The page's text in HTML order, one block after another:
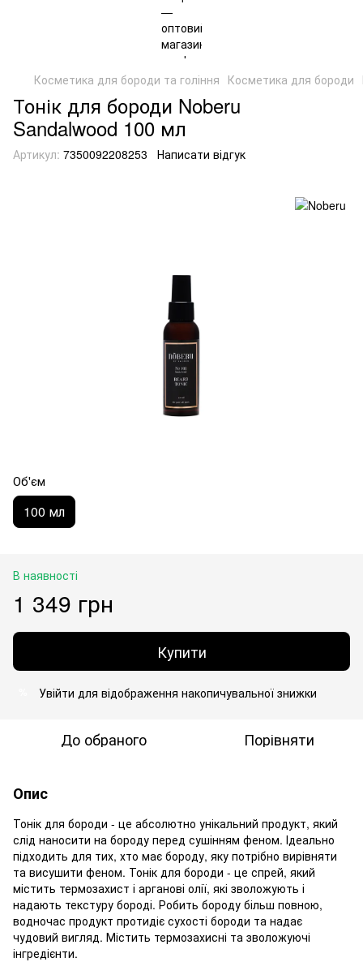
Косметика для бороди та гоління Косметика для бороди
Тонік для бороди Noberu
Sandalwood 100 мл
Артикул: 7350092208253 Написати відгук
Об'єм
100 мл
В наявності
1 349 грн
Купити
Увійти для відображення накопичувальної знижки
До обраного Порівняти
Опис
Тонік для бороди - це абсолютно унікальний продукт, який
слід наносити на бороду перед сушінням феном. Ідеально
підходить для тих, хто має бороду, яку потрібно вирівняти
та висушити феном. Тонік для бороди - це спрей, який
містить термозахист і арганові олії, які зволожують і
надають текстуру бороді. Робить бороду більш повною,
водночас продукт протидіє сухості бороди та надає
чудовий вигляд. Містить термозахисні та зволожуючі
інгредієнти.